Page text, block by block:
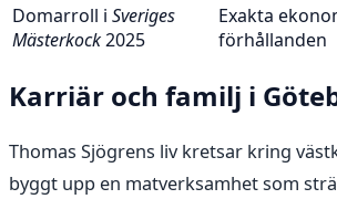
Domarroll i Sveriges
Mästerkock2025
Exakta
förhållanden
Karriär och familj i
Thomas Sjögrens liv kretsar kring
byggt upp en matverksamhet som